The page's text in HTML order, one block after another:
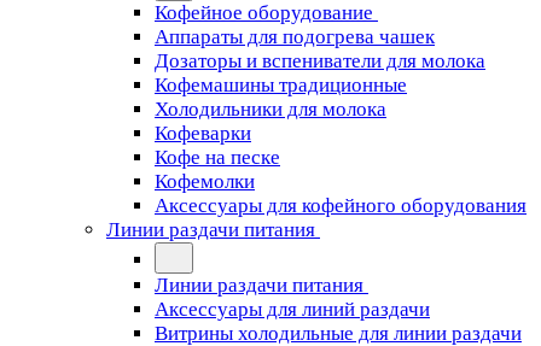
Кофейное оборудование
Аппараты для подогрева чашек
Дозаторы и вспениватели для молока
Кофемашины традиционные
Холодильники для молока
Кофеварки
Кофе на песке
Кофемолки
Аксессуары для кофейного оборудования
Линии раздачи питания
Линии раздачи питания
Аксессуары для линий раздачи
Витрины холодильные для линии раздачи